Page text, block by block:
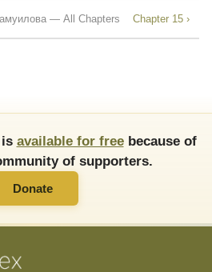
— All Chapters Chapter 15 ›
available for freebecause of
of supporters.
Donate